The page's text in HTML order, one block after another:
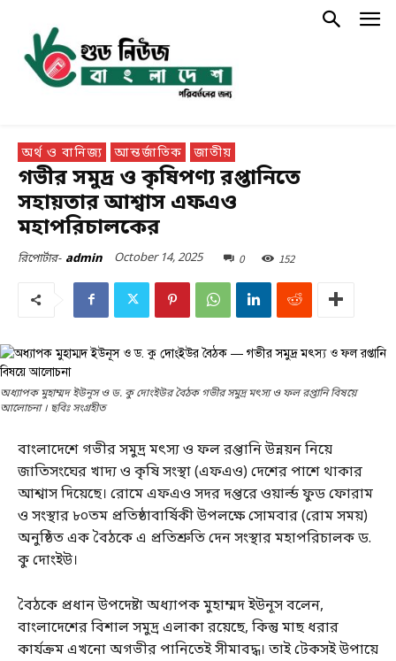
অর্থ ও বানিজ্য আন্তর্জাতিক জাতীয়
গভীর সমুদ্র ও কৃষিপণ্য রপ্তানিতে
সহায়তার আশ্বাস এফএও
মহাপরিচালকের
রিপোর্টার- admin October 14, 2025 0 152
অধ্যাপক মুহাম্মদ ইউনূস ও ড. কু দোংইউর বৈঠক গভীর সমুদ্র মৎস্য ও ফল রপ্তানি বিষয়ে
আলোচনা । ছবিঃ সংগ্রহীত
বাংলাদেশে গভীর সমুদ্র মৎস্য ও ফল রপ্তানি উন্নয়ন নিয়ে
জাতিসংঘের খাদ্য ও কৃষি সংস্থা (এফএও) দেশের পাশে থাকার
আশ্বাস দিয়েছে। রোমে এফএও সদর দপ্তরে ওয়ার্ল্ড ফুড ফোরাম
ও সংস্থার ৮০তম প্রতিষ্ঠাবার্ষিকী উপলক্ষে সোমবার (রোম সময়)
অনুষ্ঠিত এক বৈঠকে এ প্রতিশ্রুতি দেন সংস্থার মহাপরিচালক ড.
কু দোংইউ।
বৈঠকে প্রধান উপদেষ্টা অধ্যাপক মুহাম্মদ ইউনূস বলেন,
বাংলাদেশের বিশাল সমুদ্র এলাকা রয়েছে, কিন্তু মাছ ধরার
কার্যক্রম এখনো অগভীর পানিতেই সীমাবদ্ধ। তাই টেকসই উপায়ে